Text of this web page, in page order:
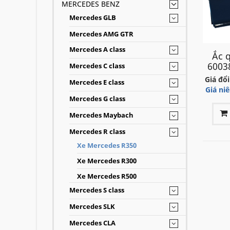
MERCEDES BENZ
Mercedes GLB
Mercedes AMG GTR
Mercedes A class
Mercedes C class
Mercedes E class
Mercedes G class
Mercedes Maybach
Mercedes R class
Xe Mercedes R350
Xe Mercedes R300
Xe Mercedes R500
Mercedes S class
Mercedes SLK
Mercedes CLA
lý,
Ắc
Ắc
Giá
Giá